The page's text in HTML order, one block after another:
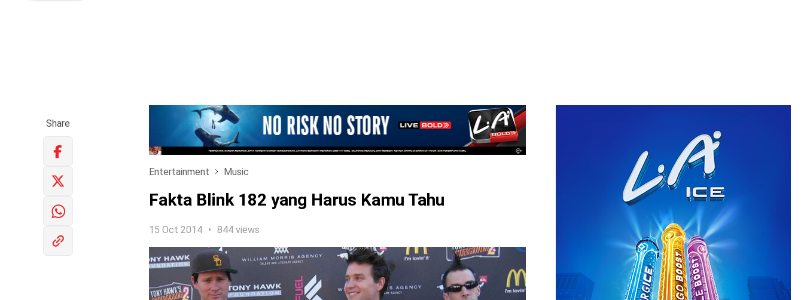
Share
Entertainment Music
Fakta Blink 182 yang Harus Kamu Tahu
15 Oct 2014 844 views